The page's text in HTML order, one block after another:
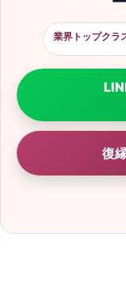
業界トップクラ
復